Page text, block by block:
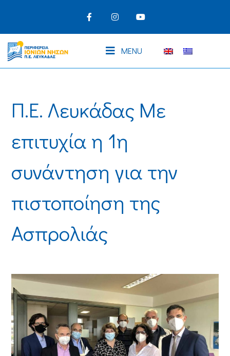
MENU
Π.Ε. Λευκάδας Με
επιτυχία η 1η
συνάντηση για την
πιστοποίηση της
Ασπρολιάς